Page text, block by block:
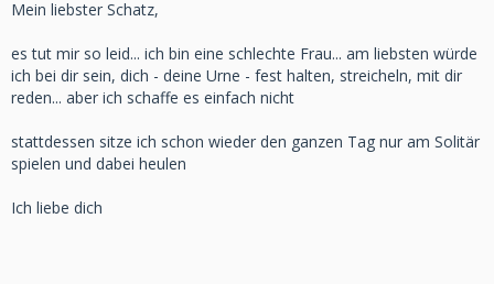
Mein liebster Schatz,
es tut mir so leid... ich bin eine schlechte Frau... am liebsten würde
ich bei dir sein, dich - deine Urne - fest halten, streicheln, mit dir
reden... aber ich schaffe es einfach nicht
stattdessen sitze ich schon wieder den ganzen Tag nur am Solitär
spielen und dabei heulen
Ich liebe dich